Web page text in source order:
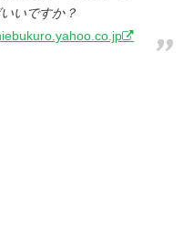
いですか？